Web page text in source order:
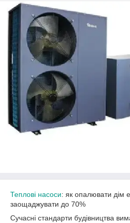
Теплові насоси: як опалювати дім
заощаджувати до 70%
Сучасні стандарти будівництва